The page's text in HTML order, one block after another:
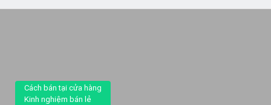
Cách bán tại cửa hàng
Kinh nghiệm bán lẻ